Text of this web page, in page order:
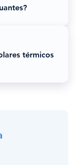
térmicos